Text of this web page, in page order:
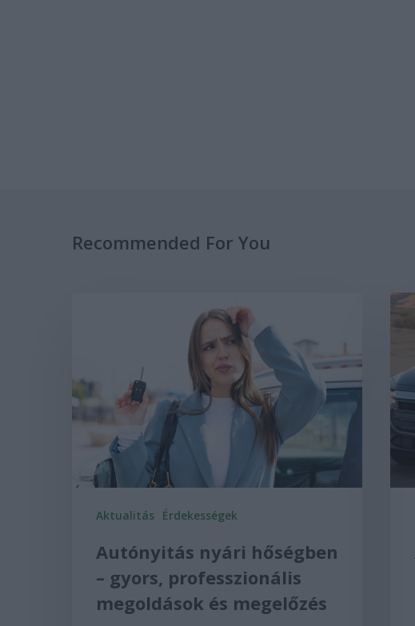
Recommended For You
Aktualitás Érdekességek
Autónyitás nyári hőségben
– gyors, professzionális
megoldások és megelőzés